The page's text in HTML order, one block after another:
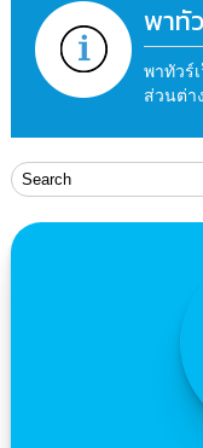
พาทั
พาทัวร์
ส่วนต่า